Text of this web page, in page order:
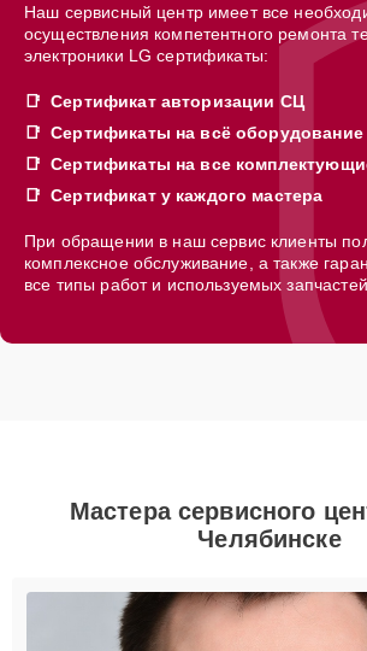
Наш сервисный центр имеет все
осуществления компетентного ремонта
электроники LG сертификаты:
Сертификат авторизации СЦ
Сертификаты на всё оборудование
Сертификаты на все
Сертификат у каждого мастера
При обращении в наш сервис клиенты
комплексное обслуживание, а также
все типы работ и используемых запчастей.
Мастера сервисного
Челябинске